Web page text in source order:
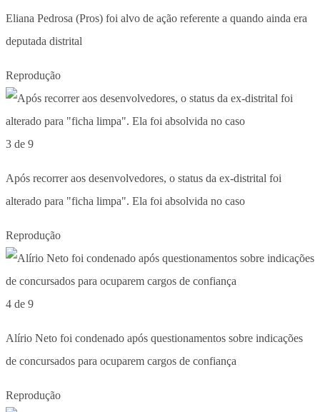
Eliana Pedrosa (Pros) foi alvo de ação referente a quando ainda era
deputada distrital
Reprodução
3 de 9
Após recorrer aos desenvolvedores, o status da ex-distrital foi
alterado para "ficha limpa". Ela foi absolvida no caso
Reprodução
4 de 9
Alírio Neto foi condenado após questionamentos sobre indicações
de concursados para ocuparem cargos de confiança
Reprodução